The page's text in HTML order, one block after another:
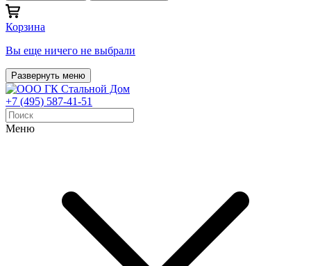
Корзина
Вы еще ничего не выбрали
Развернуть меню
+7 (495) 587-41-51
Меню